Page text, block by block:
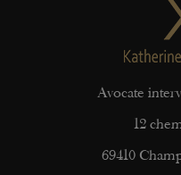
Avocate
12
69410